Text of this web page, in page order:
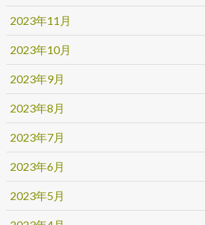
2023年11月
2023年10月
2023年9月
2023年8月
2023年7月
2023年6月
2023年5月